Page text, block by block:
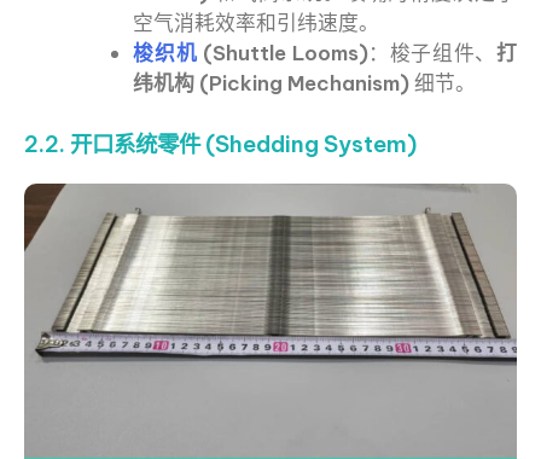
空气消耗效率和引纬速度。
梭织机 (Shuttle Looms)：梭子组件、打
纬机构 (Picking Mechanism)细节。
2.2. 开口系统零件 (Shedding System)